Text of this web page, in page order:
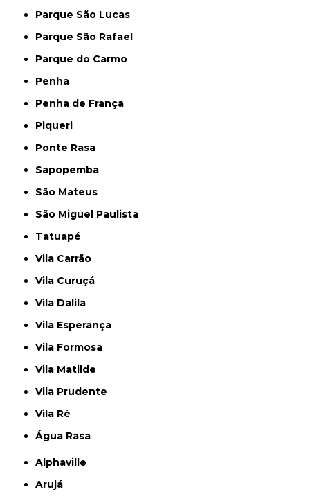
Parque São Lucas
Parque São Rafael
Parque do Carmo
Penha
Penha de França
Piqueri
Ponte Rasa
Sapopemba
São Mateus
São Miguel Paulista
Tatuapé
Vila Carrão
Vila Curuçá
Vila Dalila
Vila Esperança
Vila Formosa
Vila Matilde
Vila Prudente
Vila Ré
Água Rasa
Alphaville
Arujá